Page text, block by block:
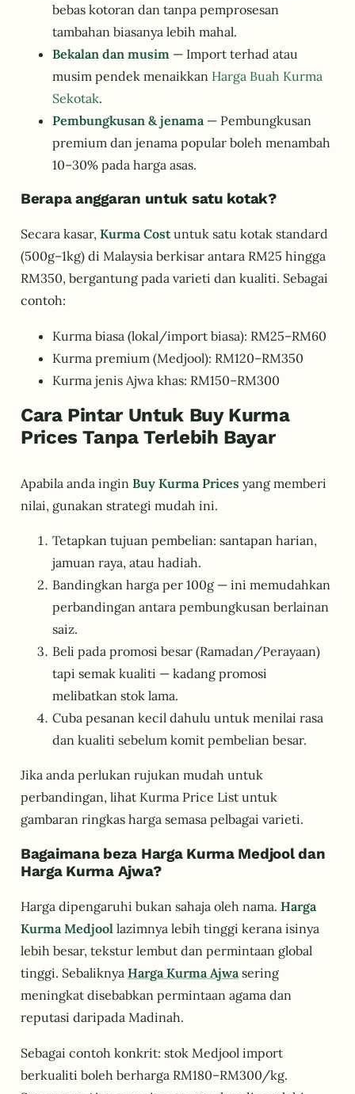
bebas kotoran dan tanpa pemprosesan
tambahan biasanya lebih mahal.
Bekalan dan musim — Import terhad atau
musim pendek menaikkan Harga Buah Kurma
Sekotak.
Pembungkusan & jenama — Pembungkusan
premium dan jenama popular boleh menambah
10–30% pada harga asas.
Berapa anggaran untuk satu kotak?
Secara kasar, Kurma Costuntuk satu kotak standard
(500g–1kg) di Malaysia berkisar antara RM25 hingga
RM350, bergantung pada varieti dan kualiti. Sebagai
contoh:
Kurma biasa (lokal/import biasa): RM25–RM60
Kurma premium (Medjool): RM120–RM350
Kurma jenis Ajwa khas: RM150–RM300
Cara Pintar Untuk Buy Kurma
Prices Tanpa Terlebih Bayar
Apabila anda ingin Buy Kurma Prices yang memberi
nilai, gunakan strategi mudah ini.
Tetapkan tujuan pembelian: santapan harian,
jamuan raya, atau hadiah.
Bandingkan harga per 100g — ini memudahkan
perbandingan antara pembungkusan berlainan
saiz.
Beli pada promosi besar (Ramadan/Perayaan)
tapi semak kualiti — kadang promosi
melibatkan stok lama.
Cuba pesanan kecil dahulu untuk menilai rasa
dan kualiti sebelum komit pembelian besar.
Jika anda perlukan rujukan mudah untuk
perbandingan, lihat Kurma Price List untuk
gambaran ringkas harga semasa pelbagai varieti.
Bagaimana beza Harga Kurma Medjool dan
Harga Kurma Ajwa?
Harga dipengaruhi bukan sahaja oleh nama. Harga
Kurma Medjool lazimnya lebih tinggi kerana isinya
lebih besar, tekstur lembut dan permintaan global
tinggi. Sebaliknya Harga Kurma Ajwa sering
meningkat disebabkan permintaan agama dan
reputasi daripada Madinah.
Sebagai contoh konkrit: stok Medjool import
berkualiti boleh berharga RM180–RM300/kg.